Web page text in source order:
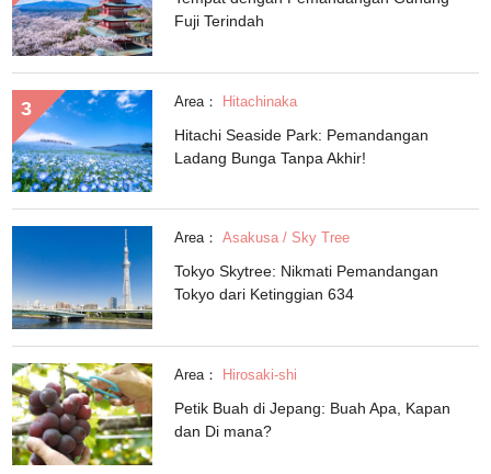
Fuji Terindah
Area： Hitachinaka
Hitachi Seaside Park: Pemandangan
Ladang Bunga Tanpa Akhir!
Area： Asakusa / Sky Tree
Tokyo Skytree: Nikmati Pemandangan
Tokyo dari Ketinggian 634
Area： Hirosaki-shi
Petik Buah di Jepang: Buah Apa, Kapan
dan Di mana?